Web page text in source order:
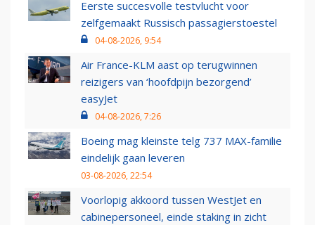
Eerste succesvolle testvlucht voor
zelfgemaakt Russisch passagierstoestel
04-08-2026, 9:54
Air France-KLM aast op terugwinnen
reizigers van ‘hoofdpijn bezorgend’
easyJet
04-08-2026, 7:26
Boeing mag kleinste telg 737 MAX-familie
eindelijk gaan leveren
03-08-2026, 22:54
Voorlopig akkoord tussen WestJet en
cabinepersoneel, einde staking in zicht